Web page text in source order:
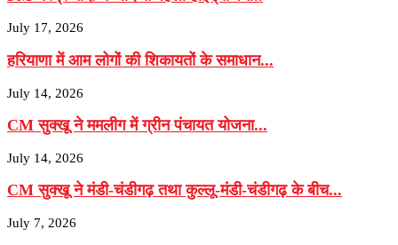
July 17, 2026
हरियाणा में आम लोगों की शिकायतों के समाधान...
July 14, 2026
CM सुक्खू ने ममलीग में ग्रीन पंचायत योजना...
July 14, 2026
CM सुक्खू ने मंडी-चंडीगढ़ तथा कुल्लू-मंडी-चंडीगढ़ के बीच...
July 7, 2026